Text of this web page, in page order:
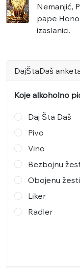
Nemanjić,
pape
izaslanici.
DajŠtaDaš
Koje alkoholno
Daj Šta Daš
Pivo
Vino
Bezbojnu
Obojenu
Liker
Radler